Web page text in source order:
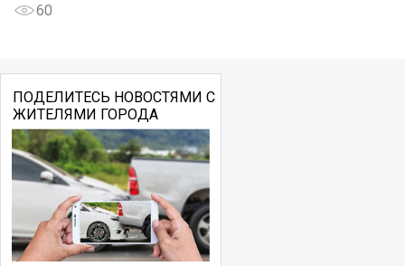
60
ПОДЕЛИТЕСЬ НОВОСТЯМИ С
ЖИТЕЛЯМИ ГОРОДА